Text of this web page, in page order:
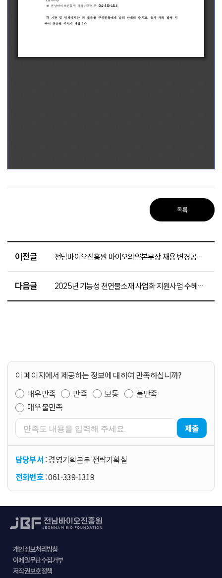
목록
이전글 전남바이오진흥원 바이오의약본부장 채용 변경공고(~9.21)
다음글 2025년 기능성 천연물소재 사업화 지원사업 수혜기업 1차 모집 공고(~10.24.)
이 페이지에서 제공하는 정보에 대하여 만족하십니까?
매우만족
만족 보통
불만족
매우불만족
제출
담당부서: 경영기획본부 전략기획실
전화번호: 061-339-1319
개인정보처리방침
이메일무단수집거부
저작권보호정책